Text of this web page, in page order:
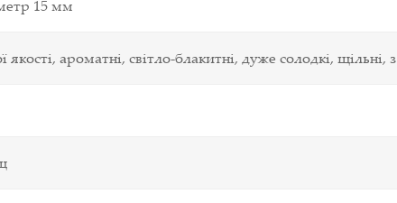
15мм
якості, ароматні, світло-блакитні, дуже солодкі,